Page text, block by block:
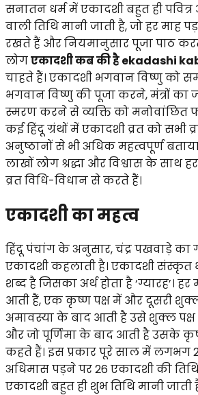
सनातन धर्म में एकादशी बहुत ही पवित्र
वाली तिथि मानी जाती है, जो हर माह
रखते हैं और नियमानुसार पूजा पाठ
लोगएकादशी कब की है ekadashi
चाहते हैं। एकादशी भगवान विष्णु को
भगवान विष्णु की पूजा करने, मंत्रों
स्मरण करने से व्यक्ति को मनोवांछित फल
कई हिंदू ग्रंथों में एकादशी व्रत को सभी
अनुष्ठानों से भी अधिक महत्वपूर्ण
लाखों लोग श्रद्धा और विश्वास के साथ
व्रत विधि-विधान से करते हैं।
एकादशी का महत्व
हिंदू पंचांग के अनुसार, चंद्र पखवाड़े का
एकादशी कहलाती है। एकादशी संस्कृत
शब्द है जिसका अर्थ होता है ‘ग्यारह’।
आती हैं, एक कृष्ण पक्ष में और दूसरी शुक्ल
अमावस्या के बाद आती है उसे शुक्ल
और जो पूर्णिमा के बाद आती है उसके
कहते हैं। इस प्रकार पूरे साल में लगभग
अधिमास पड़ने पर 26 एकादशी की
एकादशी बहुत ही शुभ तिथि मानी जाती